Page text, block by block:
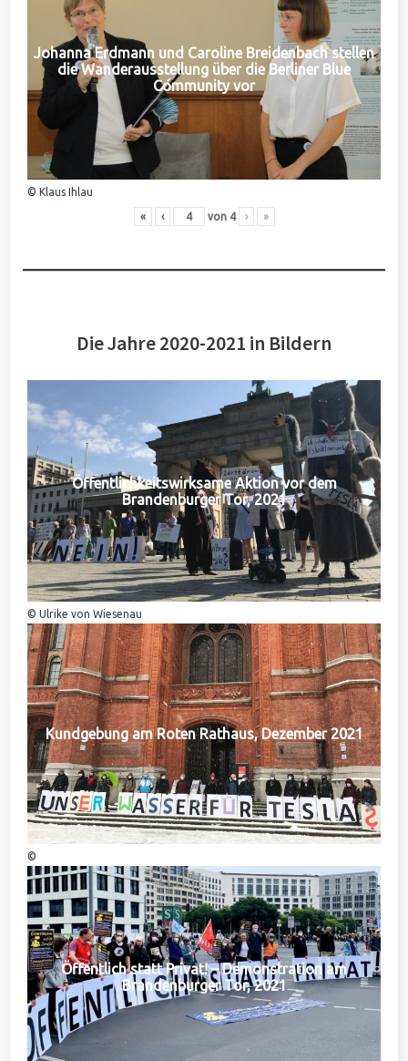
Johanna Erdmann und Caroline Breidenbach stellen
die Wanderausstellung über die Berliner Blue
Community vor
© Klaus Ihlau
« ‹ von 4 › »
Die Jahre 2020-2021 in Bildern
Öffentlichkeitswirksame Aktion vor dem
Brandenburger Tor, 2021
© Ulrike von Wiesenau
Kundgebung am Roten Rathaus, Dezember 2021
©
Öffentlich statt Privat! – Demonstration am
Brandenburger Tor, 2021